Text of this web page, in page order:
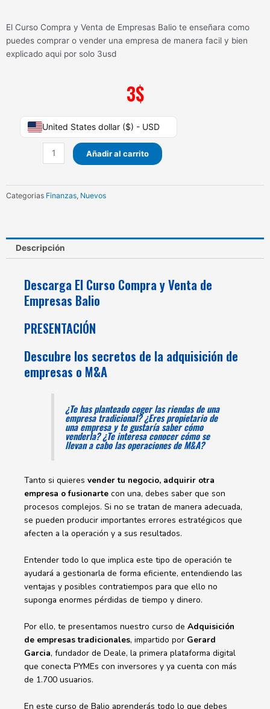
El Curso Compra y Venta de Empresas Balio te enseñara como
puedes comprar o vender una empresa de manera facil y bien
explicado aqui por solo 3usd
3$
United States dollar ($) - USD
Curso
Compra
Empresas
Balio
Añadir al carrito
Categorias Finanzas, Nuevos
Descripción
Descarga El Curso Compra y Venta de
Empresas Balio
PRESENTACIÓN
Descubre los secretos de la adquisición de
empresas o M&A
¿Te has planteado coger las riendas de una
empresa tradicional? ¿Eres propietario de
una empresa y te gustaría saber cómo
venderla? ¿Te interesa conocer cómo se
llevan a cabo las operaciones de M&A?
Tanto si quieres vender tu negocio, adquirir otra
empresa o fusionarte con una, debes saber que son
procesos complejos. Si no se tratan de manera adecuada,
se pueden producir importantes errores estratégicos que
afecten a la operación y a sus resultados.
Entender todo lo que implica este tipo de operación te
ayudará a gestionarla de forma eficiente, entendiendo las
ventajas y posibles contratiempos para que ello no
suponga enormes pérdidas de tiempo y dinero.
Por ello, te presentamos nuestro curso de Adquisición
de empresas tradicionales, impartido por Gerard
Garcia, fundador de Deale, la primera plataforma digital
que conecta PYMEs con inversores y ya cuenta con más
de 1.700 usuarios.
En este curso de Balio aprenderás todo lo que debes